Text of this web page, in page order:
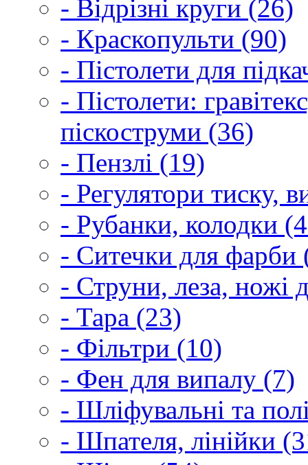
- Відрізні круги (26)
- Краскопульти (90)
- Пістолети для
- Пістолети:
піскоструми (36)
- Пензлі (19)
- Регулятори тиску,
- Рубанки, колодки
- Ситечки для фарби
- Струни, леза, ножі
- Тара (23)
- Фільтри (10)
- Фен для випалу (7)
- Шліфувальні та
- Шпателя, лінійки